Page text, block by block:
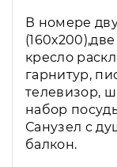
В номере
кресло
гарнитур,
телевизор,
набор
Санузел с
балкон.